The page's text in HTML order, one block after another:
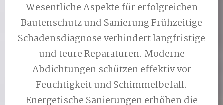
Wesentliche Aspekte für erfolgreichen
Bautenschutz und Sanierung Frühzeitige
Schadensdiagnose verhindert langfristige
und teure Reparaturen. Moderne
Abdichtungen schützen effektiv vor
Feuchtigkeit und Schimmelbefall.
Energetische Sanierungen erhöhen die